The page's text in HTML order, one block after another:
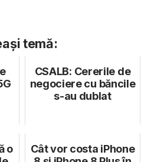
temă:
CSALB: Cererile de
negociere cu băncile
s-au dublat
o
Cât vor costa iPhone